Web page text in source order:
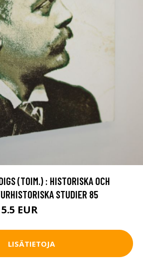
(TOIM.) : HISTORISKA OCH
STUDIER 85
5.5 EUR
LISÄTIETOJA